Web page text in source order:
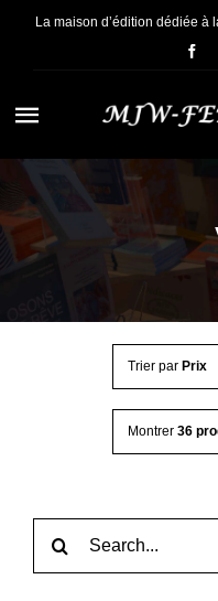
PasserLa maison d’édition dédiée
Navigation
à
bascule
ACCUEIL
NOUS CONNAÎTRE
Trier par Prix
Montrer 36